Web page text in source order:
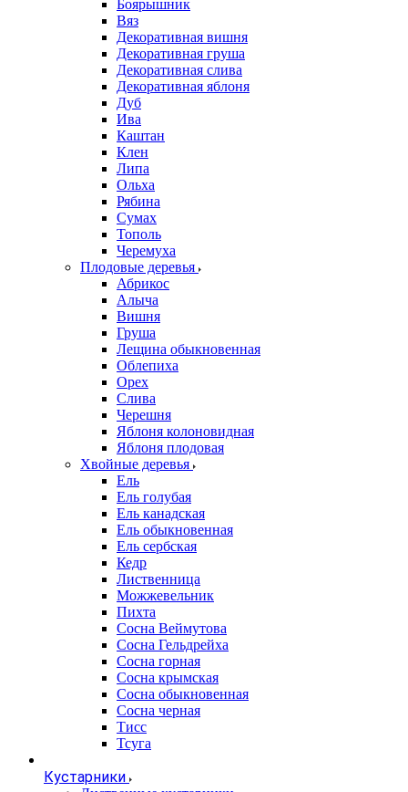
Боярышник
Вяз
Декоративная вишня
Декоративная груша
Декоративная слива
Декоративная яблоня
Дуб
Ива
Каштан
Клен
Липа
Ольха
Рябина
Сумах
Тополь
Черемуха
Плодовые деревья
Абрикос
Алыча
Вишня
Груша
Лещина обыкновенная
Облепиха
Орех
Слива
Черешня
Яблоня колоновидная
Яблоня плодовая
Хвойные деревья
Ель
Ель голубая
Ель канадская
Ель обыкновенная
Ель сербская
Кедр
Лиственница
Можжевельник
Пихта
Сосна Веймутова
Сосна Гельдрейха
Сосна горная
Сосна крымская
Сосна обыкновенная
Сосна черная
Тисс
Тсуга
Кустарники